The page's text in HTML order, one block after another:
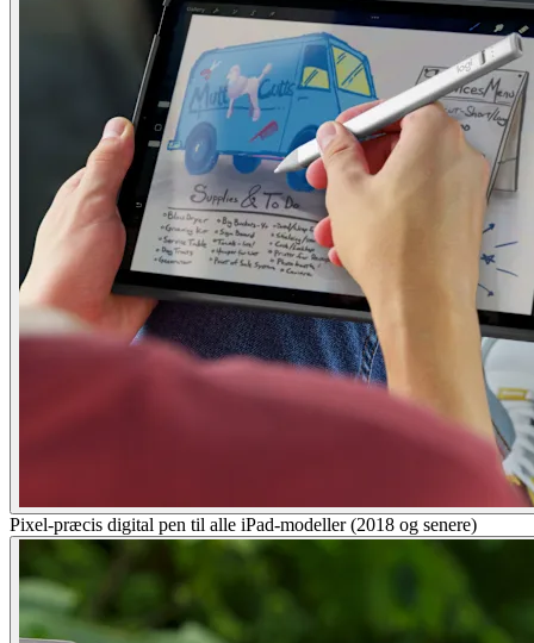
Pixel-præcis digital pen til alle iPad-modeller (2018 og senere)